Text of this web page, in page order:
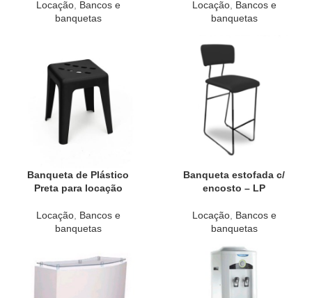
Locação, Bancos e
banquetas
Locação, Bancos e
banquetas
Banqueta de Plástico
Preta para locação
Locação, Bancos e
banquetas
Banqueta estofada c/
encosto – LP
Locação, Bancos e
banquetas